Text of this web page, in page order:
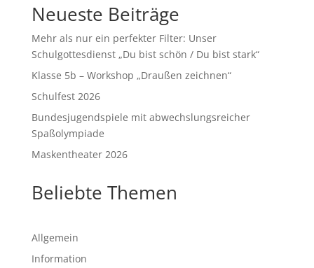
Neueste Beiträge
Mehr als nur ein perfekter Filter: Unser
Schulgottesdienst „Du bist schön / Du bist stark“
Klasse 5b – Workshop „Draußen zeichnen“
Schulfest 2026
Bundesjugendspiele mit abwechslungsreicher
Spaßolympiade
Maskentheater 2026
Beliebte Themen
Allgemein
Information